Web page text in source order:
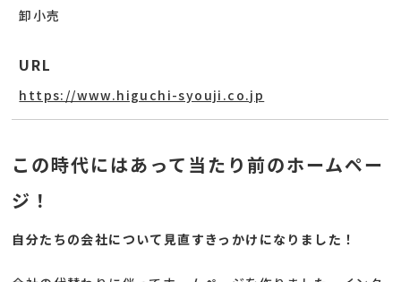
卸小売
URL
https://www.higuchi-syouji.co.jp
この時代にはあって当たり前のホームペー
ジ！
自分たちの会社について見直すきっかけになりました！